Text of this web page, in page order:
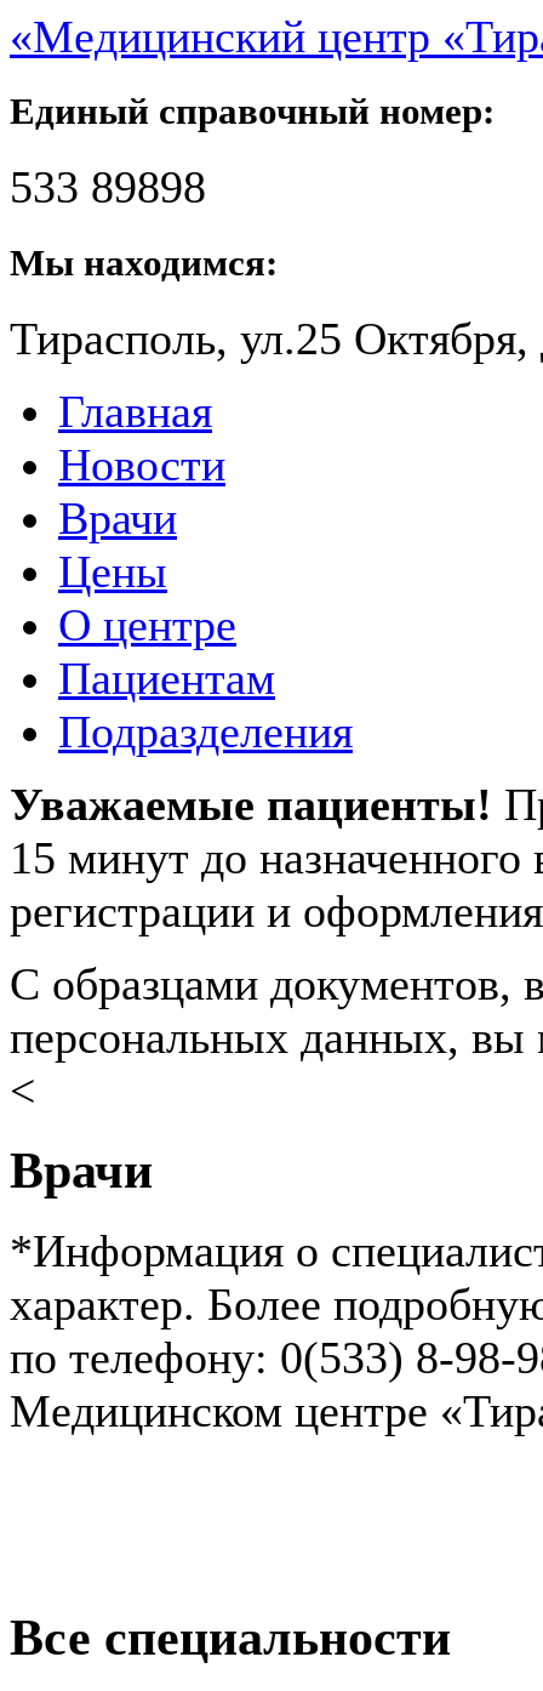
«Медицинский центр
Единый справочный номер:
533 89898
Мы находимся:
Тирасполь, ул.25 Октября,
Главная
Новости
Врачи
Цены
О центре
Пациентам
Подразделения
Уважаемые пациенты!
15 минут до
регистрации и
С образцами документов,
персональных данных, вы
<
Врачи
*Информация о
характер. Более
по телефону: 0(533) 8-98-
Медицинском центре
Все специальности